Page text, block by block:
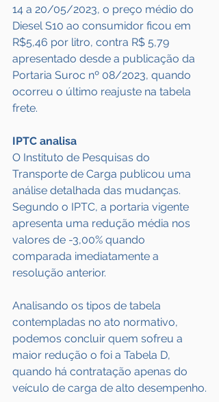
14 a 20/05/2023, o preço médio do
Diesel S10 ao consumidor ficou em
R$5,46 por litro, contra R$ 5,79
apresentado desde a publicação da
Portaria Suroc nº 08/2023, quando
ocorreu o último reajuste na tabela
frete.
IPTC analisa
O Instituto de Pesquisas do
Transporte de Carga publicou uma
análise detalhada das mudanças.
Segundo o IPTC, a portaria vigente
apresenta uma redução média nos
valores de -3,00% quando
comparada imediatamente a
resolução anterior.
Analisando os tipos de tabela
contempladas no ato normativo,
podemos concluir quem sofreu a
maior redução o foi a Tabela D,
quando há contratação apenas do
veículo de carga de alto desempenho.